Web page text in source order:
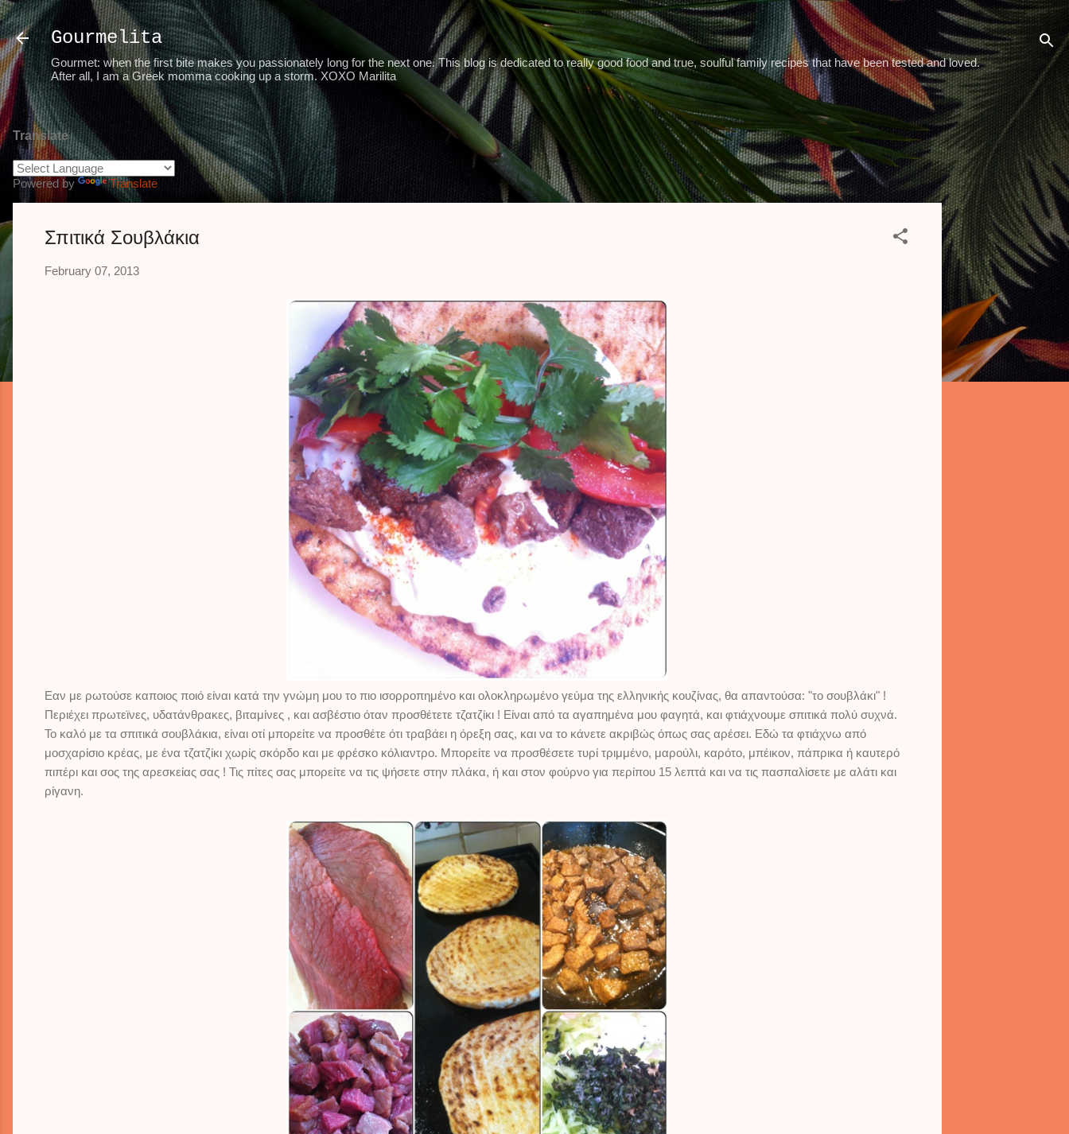
Skip to main content
Gourmelita
Gourmet: when the first bite makes you passionately long for the next one. This blog is dedicated to really good food and true, soulful family recipes that have been tested and loved.
After all, I am a Greek momma cooking up a storm. XOXO Marilita
Translate
Powered by Translate
Σπιτικά Σουβλάκια
February 07, 2013
Εαν με ρωτούσε καποιος ποιό είναι κατά την γνώμη μου το πιο ισορροπημένο και ολοκληρωμένο γεύμα της ελληνικής κουζίνας, θα απαντούσα: "το σουβλάκι" !
Περιέχει πρωτεϊνες, υδατάνθρακες, βιταμίνες , και ασβέστιο όταν προσθέτετε τζατζίκι ! Είναι από τα αγαπημένα μου φαγητά, και φτιάχνουμε σπιτικά πολύ συχνά.
Το καλό με τα σπιτικά σουβλάκια, είναι οτί μπορείτε να προσθέτε ότι τραβάει η όρεξη σας, και να το κάνετε ακριβώς όπως σας αρέσει. Εδώ τα φτιάχνω από
μοσχαρίσιο κρέας, με ένα τζατζίκι χωρίς σκόρδο και με φρέσκο κόλιαντρο. Μπορείτε να προσθέσετε τυρί τριμμένο, μαρούλι, καρότο, μπέικον, πάπρικα ή καυτερό
πιπέρι και σος της αρεσκείας σας ! Τις πίτες σας μπορείτε να τις ψήσετε στην πλάκα, ή και στον φούρνο για περίπου 15 λεπτά και να τις πασπαλίσετε με αλάτι και
ρίγανη.